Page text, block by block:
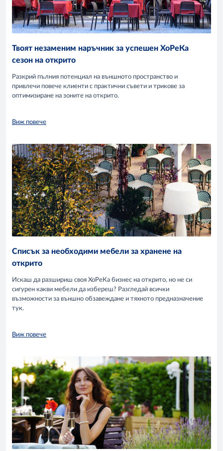
Твоят незаменим наръчник за успешен ХоРеКа
сезон на открито
Разкрий пълния потенциал на външното пространство и
привлечи повече клиенти с практични съвети и трикове за
оптимизиране на зоните на открито.
Виж повече
Списък за необходими мебели за хранене на
открито
Искаш да разшириш своя ХоРеКа бизнес на открито, но не си
сигурен какви мебели да избереш? Разгледай всички
възможности за външно обзавеждане и тяхното предназначение
тук.
Виж повече